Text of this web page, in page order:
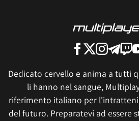
Dedicato cervello e anima a tutti
li hanno nel sangue,
riferimento italiano per
del futuro. Preparatevi ad essere